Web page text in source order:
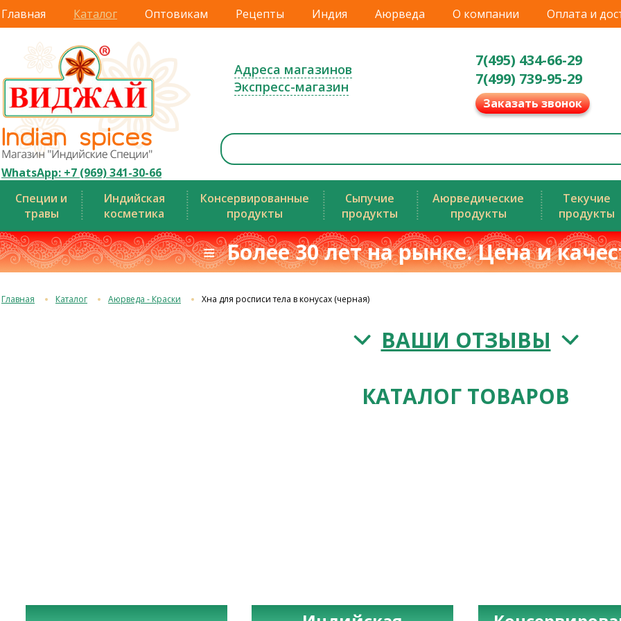
Главная Каталог Оптовикам Рецепты Индия Аюрведа О компании Оплата и
WhatsApp: +7 (969) 341-30-66
Адреса магазинов
Экспресс-магазин
7(495) 434-66-29
7(499) 739-95-29
Заказать звонок
Специи и
травы
Индийская
косметика
Консервированные
продукты
Сыпучие
продукты
Аюрведические
продукты
Текучие
продукты
≡ Более 30 лет на рынке. Цена и
Главная Каталог Аюрведа - Краски Хна для росписи тела в конусах (черная)
ВАШИ ОТЗЫВЫ
КАТАЛОГ ТОВАРОВ